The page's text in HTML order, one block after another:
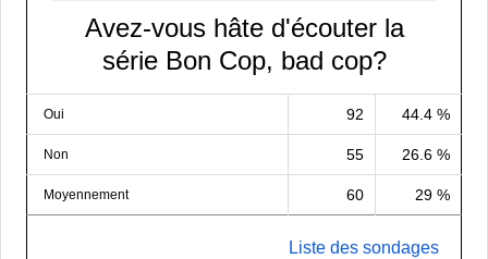
Avez-vous hâte d'écouter la
série Bon Cop, bad cop?
Oui 92 44.4 %
Non 55 26.6 %
Moyennement 60 29 %
Liste des sondages